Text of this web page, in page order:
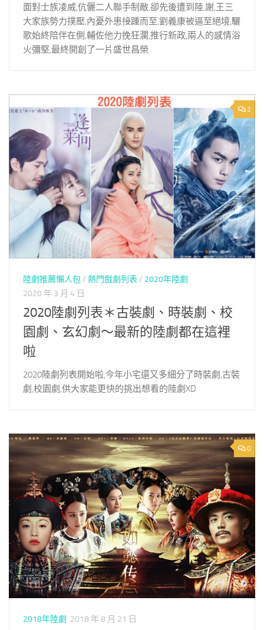
面對士族凌威,伉儷二人聯手制敵,卻先後遭到陸,謝,王三
大家族勢力撲壓,內憂外患接踵而至,劉義康被逼至絕境,驪
歌始終陪伴在側,輔佐他力挽狂瀾,推行新政,兩人的感情浴
火彌堅,最終開創了一片盛世昌榮
2
陸劇推薦懶人包/ 熱門戲劇列表 / 2020年陸劇
2020 年 3 月 4 日
2020陸劇列表＊古裝劇、時裝劇、校
園劇、玄幻劇～最新的陸劇都在這裡
啦
2020陸劇列表開始啦,今年小宅還又多細分了時裝劇,古裝
劇,校園劇,供大家能更快的挑出想看的陸劇XD
0
2018年陸劇 2018 年 8 月 21 日